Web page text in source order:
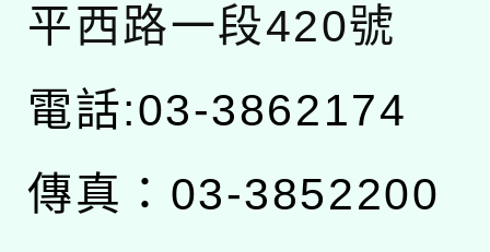
平西路一段420號
電話:03-3862174
傳真：03-3852200